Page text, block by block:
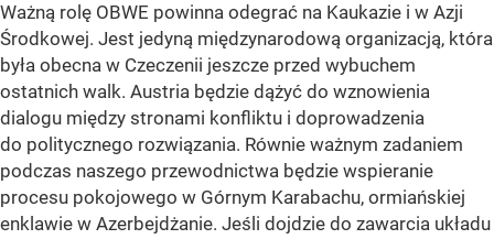
Ważną rolę OBWE powinna odegrać na Kaukazie i w Azji
Środkowej. Jest jedyną międzynarodową organizacją, która
była obecna w Czeczenii jeszcze przed wybuchem
ostatnich walk. Austria będzie dążyć do wznowienia
dialogu między stronami konfliktu i doprowadzenia
do politycznego rozwiązania. Równie ważnym zadaniem
podczas naszego przewodnictwa będzie wspieranie
procesu pokojowego w Górnym Karabachu, ormiańskiej
enklawie w Azerbejdżanie. Jeśli dojdzie do zawarcia układu